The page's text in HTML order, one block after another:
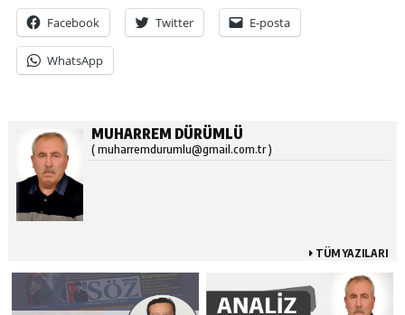
Facebook Twitter E-posta
WhatsApp
MUHARREM DÜRÜMLÜ
( muharremdurumlu@gmail.com.tr )
TÜM YAZILARI